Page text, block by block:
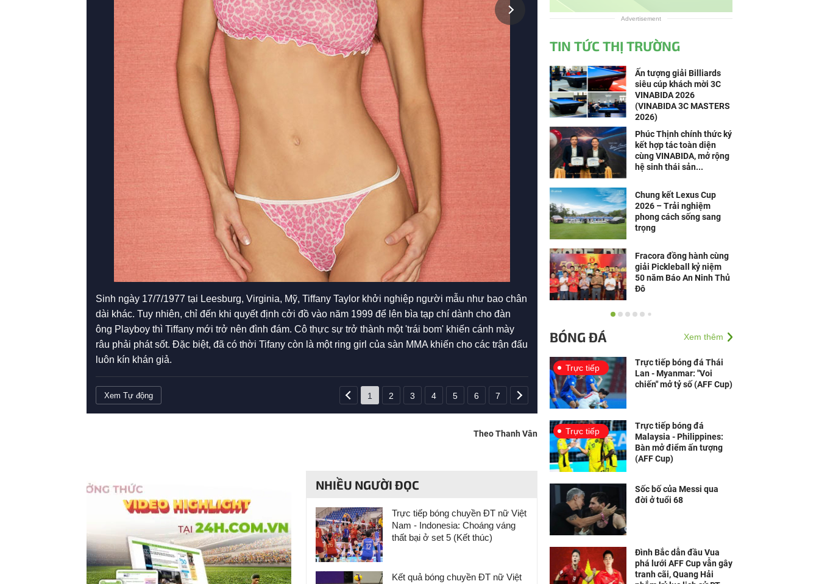
Sinh ngày 17/7/1977 tại Leesburg, Virginia, Mỹ, Tiffany Taylor khởi nghiệp người mẫu như bao chân
dài khác. Tuy nhiên, chỉ đến khi quyết định cởi đồ vào năm 1999 để lên bìa tạp chí dành cho đàn
ông Playboy thì Tiffany mới trở nên đình đám. Cô thực sự trở thành một 'trái bom' khiến cánh mày
râu phải phát sốt. Đặc biệt, đã có thời Tifany còn là một ring girl của sàn MMA khiến cho các trận đấu
luôn kín khán giả.
Xem Tự động 1 2 3 4 5 6 7
Theo Thanh Vân
NHIỀU NGƯỜI ĐỌC
Trực tiếp bóng chuyền ĐT nữ Việt
Nam - Indonesia: Choáng váng
thất bại ở set 5 (Kết thúc)
Kết quả bóng chuyền ĐT nữ Việt
Advertisement
TIN TỨC THỊ TRƯỜNG
Ấn tượng giải Billiards
siêu cúp khách mời 3C
VINABIDA 2026
(VINABIDA 3C MASTERS
2026)
Phúc Thịnh chính thức ký
kết hợp tác toàn diện
cùng VINABIDA, mở rộng
hệ sinh thái sản...
Chung kết Lexus Cup
2026 – Trải nghiệm
phong cách sống sang
trọng
Fracora đồng hành cùng
giải Pickleball kỷ niệm
50 năm Báo An Ninh Thủ
Đô
FC Mobile Việt Nam lần
thế giới: Cơ hội để Việt
Từ sân chơi toàn cầu đến
niềm tự hào Việt Nam:
BÓNG ĐÁ Xem thêm
Trực tiếp
Trực tiếp bóng đá Thái
Lan - Myanmar: "Voi
chiến" mở tỷ số (AFF Cup)
Trực tiếp
Trực tiếp bóng đá
Malaysia - Philippines:
Bàn mở điểm ấn tượng
(AFF Cup)
Sốc bố của Messi qua
đời ở tuổi 68
Đình Bắc dẫn đầu Vua
phá lưới AFF Cup vẫn gây
tranh cãi, Quang Hải